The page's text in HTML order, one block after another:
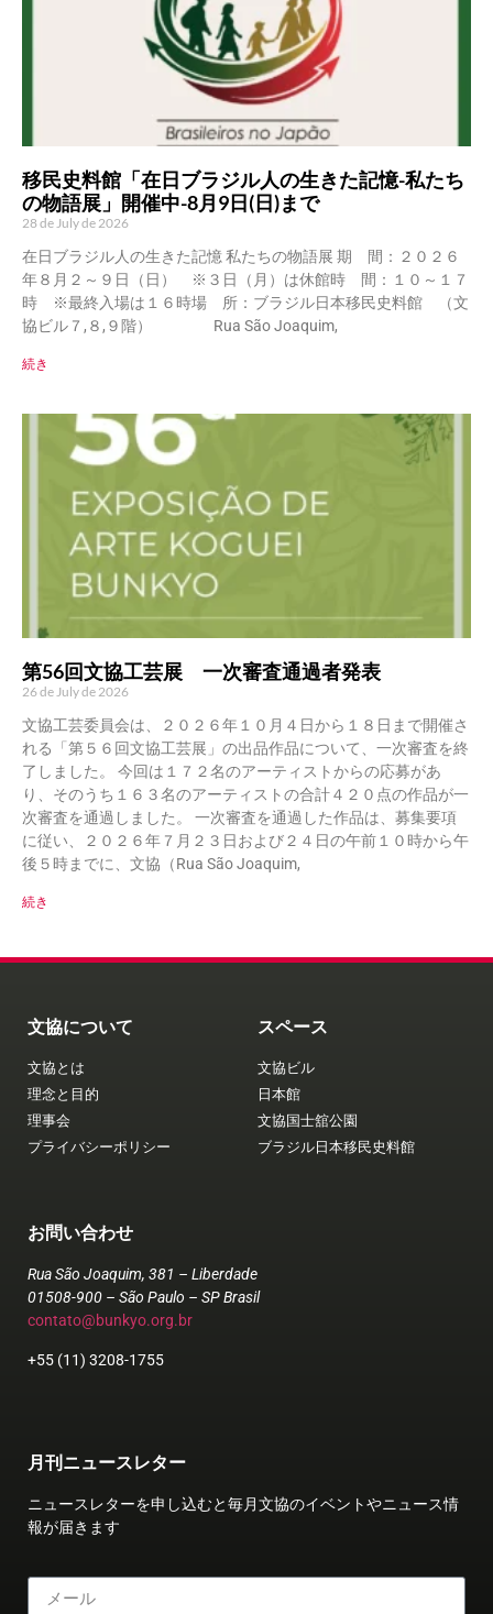
移民史料館「在日ブラジル人の生きた記憶-私たち
の物語展」開催中-8月9日(日)まで
28 de July de 2026
在日ブラジル人の生きた記憶 私たちの物語展 期 間：２０２６
年８月２～９日（日） ※３日（月）は休館時 間：１０～１７
時 ※最終入場は１６時場 所：ブラジル日本移民史料館 （文
協ビル７,８,９階） Rua São Joaquim,
続き
第56回文協工芸展 一次審査通過者発表
26 de July de 2026
文協工芸委員会は、２０２６年１０月４日から１８日まで開催さ
れる「第５６回文協工芸展」の出品作品について、一次審査を終
了しました。 今回は１７２名のアーティストからの応募があ
り、そのうち１６３名のアーティストの合計４２０点の作品が一
次審査を通過しました。 一次審査を通過した作品は、募集要項
に従い、２０２６年７月２３日および２４日の午前１０時から午
後５時までに、文協（Rua São Joaquim,
続き
文協について
文協とは
理念と目的
理事会
プライバシーポリシー
スペース
文協ビル
日本館
文協国士舘公園
ブラジル日本移民史料館
お問い合わせ
Rua São Joaquim, 381 – Liberdade
01508-900 – São Paulo – SP Brasil
contato@bunkyo.org.br
+55 (11) 3208-1755
月刊ニュースレター
ニュースレターを申し込むと毎月文協のイベントやニュース情
報が届きます